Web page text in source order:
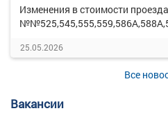
Изменения в стоимости
25.05.2026
Все
Вакансии